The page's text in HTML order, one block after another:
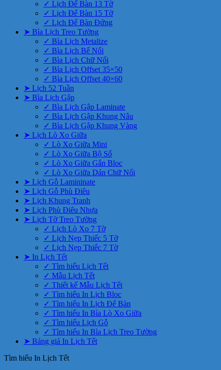
✓ Lịch Để Bàn 13 Tờ
✓ Lịch Để Bàn 15 Tờ
✓ Lịch Để Bàn Đứng
➤ Bìa Lịch Treo Tường
✓ Bìa Lịch Metalize
✓ Bìa Lịch Bế Nổi
✓ Bìa Lịch Chữ Nổi
✓ Bìa Lịch Offset 35×50
✓ Bìa Lịch Offset 40×60
➤ Lịch 52 Tuần
➤ Bìa Lịch Gập
✓ Bìa Lịch Gập Laminate
✓ Bìa Lịch Gập Khung Nâu
✓ Bìa Lịch Gập Khung Vàng
➤ Lịch Lò Xo Giữa
✓ Lò Xo Giữa Mini
✓ Lò Xo Giữa Bộ Số
✓ Lò Xo Giữa Gắn Bloc
✓ Lò Xo Giữa Dán Chữ Nổi
➤ Lịch Gỗ Lamininate
➤ Lịch Gỗ Phù Điêu
➤ Lịch Khung Tranh
➤ Lịch Phù Điêu Nhựa
➤ Lịch Tờ Treo Tường
✓ Lịch Lò Xo 7 Tờ
✓ Lịch Nẹp Thiếc 5 Tờ
✓ Lịch Nẹp Thiếc 7 Tờ
➤ In Lịch Tết
✓ Tìm hiểu Lịch Tết
✓ Mẫu Lịch Tết
✓ Thiết kế Mẫu Lịch Tết
✓ Tìm hiểu In Lịch Bloc
✓ Tìm hiểu In Lịch Để Bàn
✓ Tìm hiểu In Bìa Lò Xo Giữa
✓ Tìm hiểu Lịch Gỗ
✓ Tìm hiểu In Bìa Lịch Treo Tường
➤ Bảng giá In Lịch Tết
Tìm hiểu In Lịch Tết